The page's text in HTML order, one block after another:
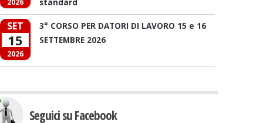
2026
SET
15
2026
3° CORSO PER DATORI DI LAVORO 15 e 16
SETTEMBRE 2026
Seguici su Facebook